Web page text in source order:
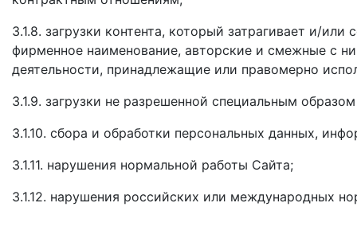
3.1.8. загрузки контента, который затрагивает и/
фирменное наименование, авторские и смежные с
деятельности, принадлежащие или правомерно
3.1.9. загрузки не разрешенной специальным
3.1.10. сбора и обработки персональных данных,
3.1.11. нарушения нормальной работы Сайта;
3.1.12. нарушения российских или международных